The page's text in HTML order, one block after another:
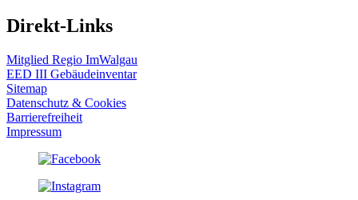
Direkt-Links
Mitglied Regio ImWalgau
EED III Gebäudeinventar
Sitemap
Datenschutz & Cookies
Barrierefreiheit
Impressum